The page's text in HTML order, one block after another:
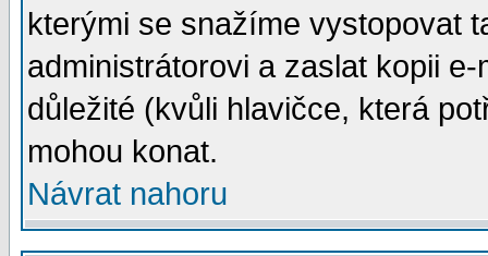
kterými se snažíme vystopovat
administrátorovi a zaslat kopii
důležité (kvůli hlavičce, která
mohou konat.
Návrat nahoru